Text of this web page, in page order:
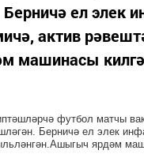
ел элек
актив
футбол матчы
Берничә ел элек
ярдәм